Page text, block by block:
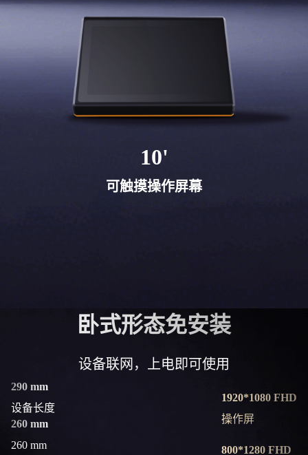
10'
可触摸操作屏幕
卧式形态免安装
设备联网，上电即可使用
290 mm
设备长度
260 mm
260 mm
1920*1080 FHD
操作屏
800*1280 FHD